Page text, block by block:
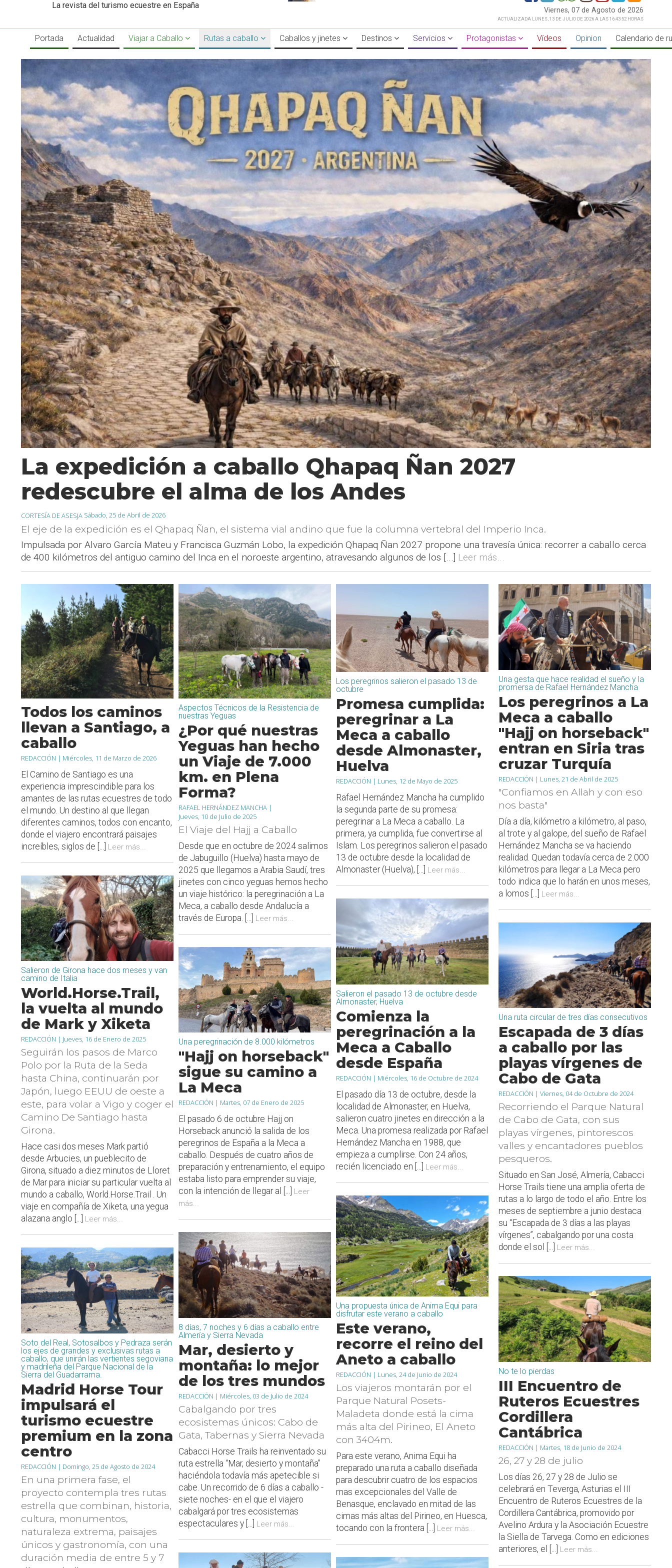
La revista del turismo ecuestre en España
Viernes, 07 de Agosto de 2026
ACTUALIZADA LUNES, 13 DE JULIO DE 2026 A LAS 16:43:52 HORAS
Portada Actualidad Viajar a Caballo Rutas a caballo Caballos y jinetes Destinos Servicios Protagonistas Vídeos Opinion Calendario de
La expedición a caballo Qhapaq Ñan 2027
redescubre el alma de los Andes
CORTESÍA DE ASESJA Sábado, 25 de Abril de 2026
El eje de la expedición es el Qhapaq Ñan, el sistema vial andino que fue la columna vertebral del Imperio Inca.
Impulsada por Alvaro García Mateu y Francisca Guzmán Lobo, la expedición Qhapaq Ñan 2027 propone una travesía única: recorrer a caballo cerca
de 400 kilómetros del antiguo camino del Inca en el noroeste argentino, atravesando algunos de los [...] Leer más...
Todos los caminos
llevan a Santiago, a
caballo
REDACCIÓN | Miércoles, 11 de Marzo de 2026
El Camino de Santiago es una
experiencia imprescindible para los
amantes de las rutas ecuestres de todo
el mundo. Un destino al que llegan
diferentes caminos, todos con encanto,
donde el viajero encontrará paisajes
increíbles, siglos de [...] Leer más...
Salieron de Girona hace dos meses y van
camino de Italia
World.Horse.Trail,
la vuelta al mundo
de Mark y Xiketa
REDACCIÓN | Jueves, 16 de Enero de 2025
Seguirán los pasos de Marco
Polo por la Ruta de la Seda
hasta China, continuarán por
Japón, luego EEUU de oeste a
este, para volar a Vigo y coger el
Camino De Santiago hasta
Girona.
Hace casi dos meses Mark partió
desde Arbucies, un pueblecito de
Girona, situado a diez minutos de Lloret
de Mar para iniciar su particular vuelta al
mundo a caballo, World.Horse.Trail . Un
viaje en compañía de Xiketa, una yegua
alazana anglo [...]
Leer más...
Soto del Real, Sotosalbos y Pedraza serán
los ejes de grandes y exclusivas rutas a
caballo, que unirán las vertientes segoviana
y madrileña del Parque Nacional de la
Sierra del Guadarrama.
Madrid Horse Tour
impulsará el
turismo ecuestre
premium en la zona
centro
REDACCIÓN | Domingo, 25 de Agosto de 2024
En una primera fase, el
proyecto contempla tres rutas
estrella que combinan, historia,
cultura, monumentos,
naturaleza extrema, paisajes
únicos y gastronomía, con una
duración media de entre 5 y 7
Aspectos Técnicos de la Resistencia de
nuestras Yeguas
¿Por qué nuestras
Yeguas han hecho
un Viaje de 7.000
km. en Plena
Forma?
RAFAEL HERNÁNDEZ MANCHA |
Jueves, 10 de Julio de 2025
El Viaje del Hajj a Caballo
Desde que en octubre de 2024 salimos
de Jabuguillo (Huelva) hasta mayo de
2025 que llegamos a Arabia Saudí, tres
jinetes con cinco yeguas hemos hecho
un viaje histórico: la peregrinación a La
Meca, a caballo desde Andalucía a
través de Europa. [...] Leer más...
Una peregrinación de 8.000 kilómetros
"Hajj on horseback"
sigue su camino a
La Meca
REDACCIÓN | Martes, 07 de Enero de 2025
El pasado 6 de octubre Hajj on
Horseback anunció la salida de los
peregrinos de España a la Meca a
caballo. Después de cuatro años de
preparación y entrenamiento, el equipo
estaba listo para emprender su viaje,
con la intención de llegar al [...]
Leer
más...
8 días, 7 noches y 6 días a caballo entre
Almería y Sierra Nevada
Mar, desierto y
montaña: lo mejor
de los tres mundos
REDACCIÓN | Miércoles, 03 de Julio de 2024
Cabalgando por tres
ecosistemas únicos: Cabo de
Gata, Tabernas y Sierra Nevada
Cabacci Horse Trails ha reinventado su
ruta estrella “Mar, desierto y montaña”
haciéndola todavía más apetecible si
cabe. Un recorrido de 6 días a caballo -
siete noches- en el que el viajero
cabalgará por tres ecosistemas
espectaculares y [...]
Leer más...
Los peregrinos salieron el pasado 13 de
octubre
Promesa cumplida:
peregrinar a La
Meca a caballo
desde Almonaster,
Huelva
REDACCIÓN | Lunes, 12 de Mayo de 2025
Rafael Hernández Mancha ha cumplido
la segunda parte de su promesa:
peregrinar a La Meca a caballo. La
primera, ya cumplida, fue convertirse al
Islam. Los peregrinos salieron el pasado
13 de octubre desde la localidad de
Almonaster (Huelva), [...] Leer más...
Salieron el pasado 13 de octubre desde
Almonaster, Huelva
Comienza la
peregrinación a la
Meca a Caballo
desde España
REDACCIÓN | Miércoles, 16 de Octubre de 2024
El pasado día 13 de octubre, desde la
localidad de Almonaster, en Huelva,
salieron cuatro jinetes en dirección a la
Meca. Una promesa realizada por Rafael
Hernández Mancha en 1988, que
empieza a cumplirse. Con 24 años,
recién licenciado en [...]
Leer más...
Una propuesta única de Anima Equi para
disfrutar este verano a caballo
Este verano,
recorre el reino del
Aneto a caballo
REDACCIÓN | Lunes, 24 de Junio de 2024
Los viajeros montarán por el
Parque Natural Posets-
Maladeta donde está la cima
más alta del Pirineo, El Aneto
con 3404m.
Para este verano, Anima Equi ha
preparado una ruta a caballo diseñada
para descubrir cuatro de los espacios
mas excepcionales del Valle de
Benasque, enclavado en mitad de las
cimas más altas del Pirineo, en Huesca,
tocando con la frontera [...]
Leer más...
Una gesta que hace realidad el sueño y la
promersa de Rafael Hernández Mancha
Los peregrinos a La
Meca a caballo
"Hajj on horseback"
entran en Siria tras
cruzar Turquía
REDACCIÓN | Lunes, 21 de Abril de 2025
"Confiamos en Allah y con eso
nos basta"
Día a día, kilómetro a kilómetro, al paso,
al trote y al galope, del sueño de Rafael
Hernández Mancha se va haciendo
realidad. Quedan todavía cerca de 2.000
kilómetros para llegar a La Meca pero
todo indica que lo harán en unos meses,
a lomos [...]
Leer más...
Una ruta circular de tres días consecutivos
Escapada de 3 días
a caballo por las
playas vírgenes de
Cabo de Gata
REDACCIÓN | Viernes, 04 de Octubre de 2024
Recorriendo el Parque Natural
de Cabo de Gata, con sus
playas vírgenes, pintorescos
valles y encantadores pueblos
pesqueros.
Situado en San José, Almería, Cabacci
Horse Trails tiene una amplia oferta de
rutas a lo largo de todo el año. Entre los
meses de septiembre a junio destaca
su “Escapada de 3 días a las playas
vírgenes”, cabalgando por una costa
donde el sol [...] Leer más...
No te lo pierdas
III Encuentro de
Ruteros Ecuestres
Cordillera
Cantábrica
REDACCIÓN | Martes, 18 de Junio de 2024
26, 27 y 28 de julio
Los días 26, 27 y 28 de Julio se
celebrará en Teverga, Asturias el III
Encuentro de Ruteros Ecuestres de la
Cordillera Cantábrica, promovido por
Avelino Ardura y la Asociación Ecuestre
la Siella de Tarvega. Como en ediciones
anteriores, el [...]
Leer más...